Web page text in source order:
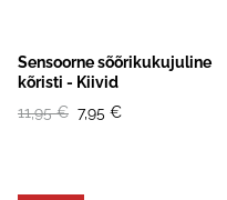
Sensoorne sõõrikukujuline
kõristi - Kiivid
11,95 € 7,95 €